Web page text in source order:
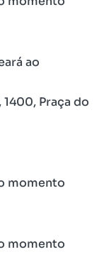
ao
Praça do
momento
momento